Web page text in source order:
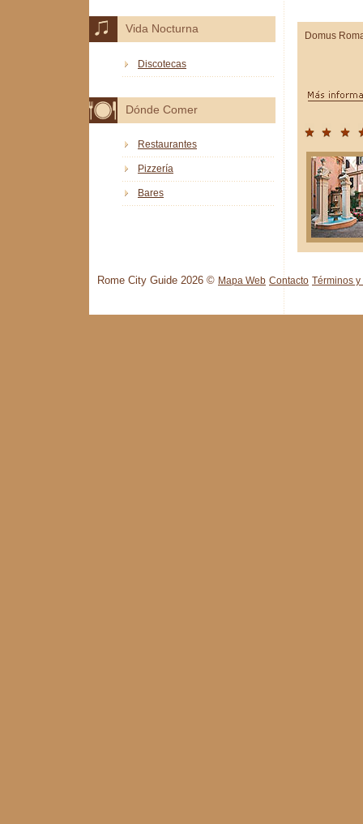
Domus
Vida Nocturna
Discotecas
Dónde Comer
Restaurantes
Pizzería
Bares
Rome City Guide 2026 © Mapa Web Contacto Términos